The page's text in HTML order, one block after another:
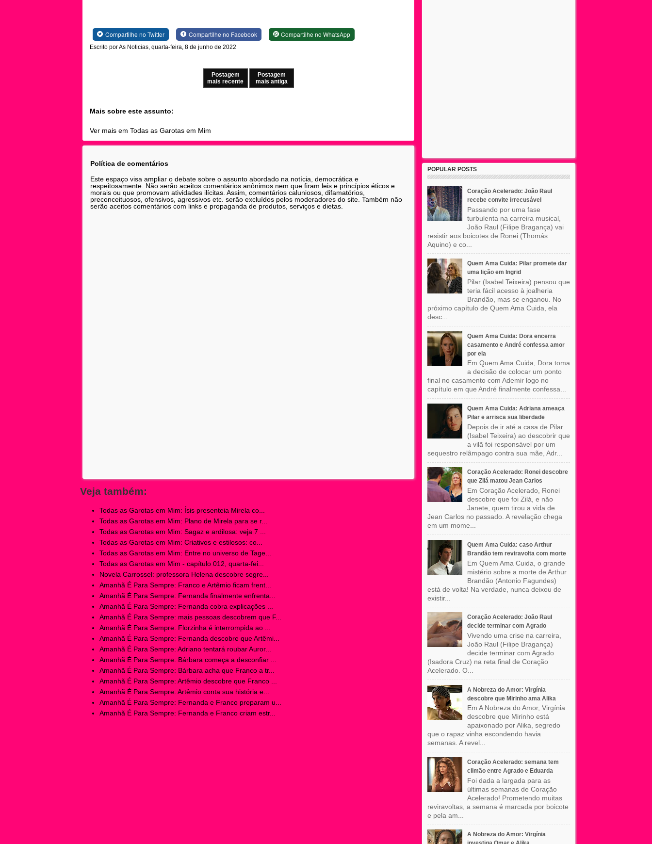
Compartilhe no Twitter Compartilhe no Facebook Compartilhe no WhatsApp
Escrito por As Noticias, quarta-feira, 8 de junho de 2022
Postagem
mais recente
Postagem
mais antiga
Mais sobre este assunto:
Ver mais em Todas as Garotas em Mim
Política de comentários
Este espaço visa ampliar o debate sobre o assunto abordado na notícia, democrática e
respeitosamente. Não serão aceitos comentários anônimos nem que firam leis e princípios éticos e
morais ou que promovam atividades ilícitas. Assim, comentários caluniosos, difamatórios,
preconceituosos, ofensivos, agressivos etc. serão excluídos pelos moderadores do site. Também não
serão aceitos comentários com links e propaganda de produtos, serviços e dietas.
Veja também:
Todas as Garotas em Mim: Ísis presenteia Mirela co...
Todas as Garotas em Mim: Plano de Mirela para se r...
Todas as Garotas em Mim: Sagaz e ardilosa: veja 7 ...
Todas as Garotas em Mim: Criativos e estilosos: co...
Todas as Garotas em Mim: Entre no universo de Tage...
Todas as Garotas em Mim - capítulo 012, quarta-fei...
Novela Carrossel: professora Helena descobre segre...
Amanhã É Para Sempre: Franco e Artêmio ficam frent...
Amanhã É Para Sempre: Fernanda finalmente enfrenta...
Amanhã É Para Sempre: Fernanda cobra explicações ...
Amanhã É Para Sempre: mais pessoas descobrem que F...
Amanhã É Para Sempre: Florzinha é interrompida ao ...
Amanhã É Para Sempre: Fernanda descobre que Artêmi...
Amanhã É Para Sempre: Adriano tentará roubar Auror...
Amanhã É Para Sempre: Bárbara começa a desconfiar ...
Amanhã É Para Sempre: Bárbara acha que Franco a tr...
Amanhã É Para Sempre: Artêmio descobre que Franco ...
Amanhã É Para Sempre: Artêmio conta sua história e...
Amanhã É Para Sempre: Fernanda e Franco preparam u...
Amanhã É Para Sempre: Fernanda e Franco criam estr...
POPULAR POSTS
Coração Acelerado: João Raul
recebe convite irrecusável
Passando por uma fase
turbulenta na carreira musical,
João Raul (Filipe Bragança) vai
resistir aos boicotes de Ronei (Thomás
Aquino) e co...
Quem Ama Cuida: Pilar promete dar
uma lição em Ingrid
Pilar (Isabel Teixeira) pensou que
teria fácil acesso à joalheria
Brandão, mas se enganou. No
próximo capítulo de Quem Ama Cuida, ela
desc...
Quem Ama Cuida: Dora encerra
casamento e André confessa amor
por ela
Em Quem Ama Cuida, Dora toma
a decisão de colocar um ponto
final no casamento com Ademir logo no
capítulo em que André finalmente confessa...
Quem Ama Cuida: Adriana ameaça
Pilar e arrisca sua liberdade
Depois de ir até a casa de Pilar
(Isabel Teixeira) ao descobrir que
a vilã foi responsável por um
sequestro relâmpago contra sua mãe, Adr...
Coração Acelerado: Ronei descobre
que Zilá matou Jean Carlos
Em Coração Acelerado, Ronei
descobre que foi Zilá, e não
Janete, quem tirou a vida de
Jean Carlos no passado. A revelação chega
em um mome...
Quem Ama Cuida: caso Arthur
Brandão tem reviravolta com morte
Em Quem Ama Cuida, o grande
mistério sobre a morte de Arthur
Brandão (Antonio Fagundes)
está de volta! Na verdade, nunca deixou de
existir...
Coração Acelerado: João Raul
decide terminar com Agrado
Vivendo uma crise na carreira,
João Raul (Filipe Bragança)
decide terminar com Agrado
(Isadora Cruz) na reta final de Coração
Acelerado. O...
A Nobreza do Amor: Virgínia
descobre que Mirinho ama Alika
Em A Nobreza do Amor, Virgínia
descobre que Mirinho está
apaixonado por Alika, segredo
que o rapaz vinha escondendo havia
semanas. A revel...
Coração Acelerado: semana tem
climão entre Agrado e Eduarda
Foi dada a largada para as
últimas semanas de Coração
Acelerado! Prometendo muitas
reviravoltas, a semana é marcada por boicote
e pela am...
A Nobreza do Amor: Virgínia